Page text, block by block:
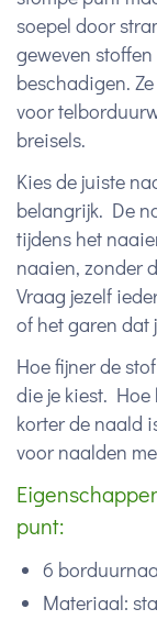
soepel door
geweven
beschadigen.
voor
breisels.
Kies de juiste
belangrijk. De
tijdens het
naaien, zonder
Vraag jezelf
of het garen dat
Hoe fijner de
die je kiest.
korter de naald
voor naalden
punt:
6
Materiaal: